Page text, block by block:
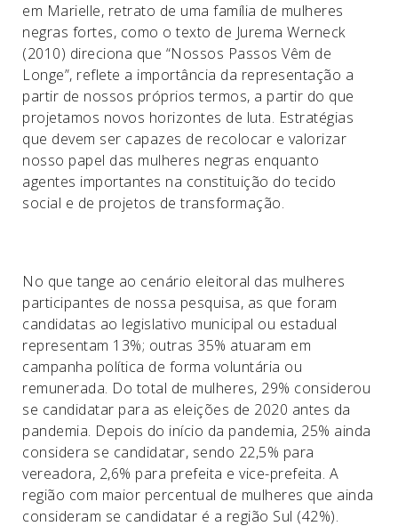
em Marielle, retrato de uma família de mulheres
negras fortes, como o texto de Jurema Werneck
(2010) direciona que “Nossos Passos Vêm de
Longe”, reflete a importância da representação a
partir de nossos próprios termos, a partir do que
projetamos novos horizontes de luta. Estratégias
que devem ser capazes de recolocar e valorizar
nosso papel das mulheres negras enquanto
agentes importantes na constituição do tecido
social e de projetos de transformação.
No que tange ao cenário eleitoral das mulheres
participantes de nossa pesquisa, as que foram
candidatas ao legislativo municipal ou estadual
representam 13%; outras 35% atuaram em
campanha política de forma voluntária ou
remunerada. Do total de mulheres, 29% considerou
se candidatar para as eleições de 2020 antes da
pandemia. Depois do início da pandemia, 25% ainda
considera se candidatar, sendo 22,5% para
vereadora, 2,6% para prefeita e vice-prefeita. A
região com maior percentual de mulheres que ainda
consideram se candidatar é a região Sul (42%).